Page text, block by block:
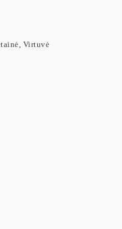
, Virtuvė